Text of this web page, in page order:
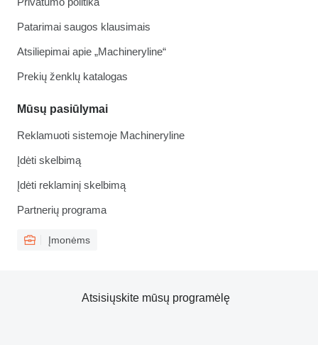
Patarimai saugos klausimais
Atsiliepimai apie „Machineryline“
Prekių ženklų katalogas
Mūsų pasiūlymai
Reklamuoti sistemoje Machineryline
Įdėti skelbimą
Įdėti reklaminį skelbimą
Partnerių programa
Įmonėms
Atsisiųskite mūsų programėlę